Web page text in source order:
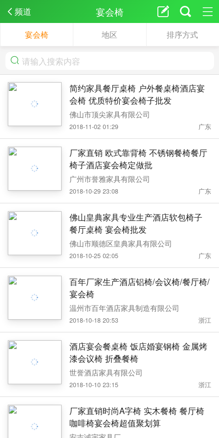
频道 宴会椅
宴会椅 地区 排序方式
简约家具餐厅桌椅 户外餐桌椅酒店宴
会椅 优质特价宴会椅子批发
佛山市顶尖家具有限公司
2018-11-02 01:29 广东
厂家直销 欧式靠背椅 不锈钢餐椅餐厅
椅子酒店宴会椅定做批
广州市誉雅家具有限公司
2018-10-29 23:08 广东
佛山皇典家具专业生产酒店软包椅子
餐厅桌椅 宴会椅批发
佛山市顺德区皇典家具有限公司
2018-10-25 02:05 广东
百年厂家生产酒店铝椅/会议椅/餐厅椅/
宴会椅
温州市百年酒店家具制造有限公司
2018-10-18 20:53 浙江
酒店宴会餐桌椅 饭店婚宴钢椅 金属烤
漆会议椅 折叠餐椅
世誉酒店家具有限公司
2018-10-10 23:15 浙江
厂家直销时尚A字椅 实木餐椅 餐厅椅
咖啡椅宴会椅超值聚划算